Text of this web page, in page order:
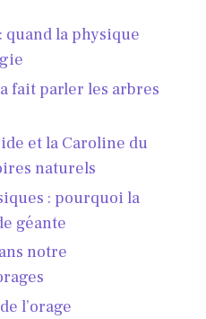
quand la physique
fait parler les arbres
et la Caroline du
naturels
: pourquoi la
géante
notre
l’orage